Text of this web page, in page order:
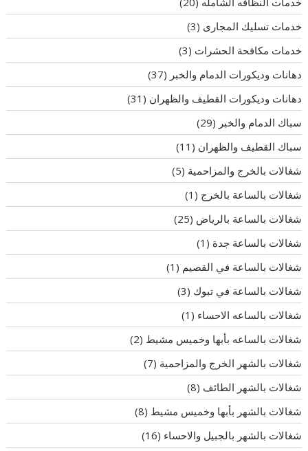
خدمات تسليك المجارى (3)
خدمات مكافحة الحشرات (3)
دهانات وديكورات الدمام والخبر (37)
دهانات وديكورات القطيف والظهران (31)
سباك الدمام والخبر (29)
سباك القطيف والظهران (11)
شغالات بالخرج والمزاحمية (5)
شغالات بالساعة بالخرج (1)
شغالات بالساعة بالرياض (25)
شغالات بالساعة جدة (1)
شغالات بالساعة في القصيم (1)
شغالات بالساعة في تبوك (3)
شغالات بالساعه الاحساء (1)
شغالات بالساعه بأبها وخميس مشيط (2)
شغالات بالشهر الخرج والمزاحمية (7)
شغالات بالشهر الطائف (8)
شغالات بالشهر بأبها وخميس مشيط (8)
شغالات بالشهر بالجبيل والاحساء (16)